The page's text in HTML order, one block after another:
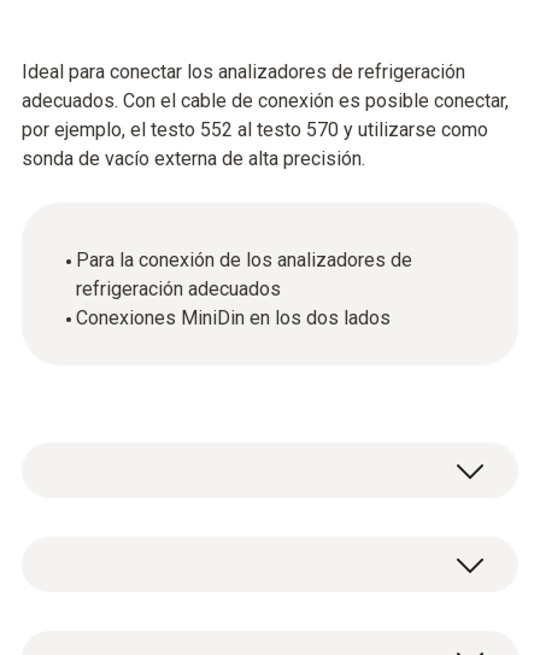
Ideal para conectar los analizadores de refrigeración
adecuados. Con el cable de conexión es posible conectar,
por ejemplo, el testo 552 al testo 570 y utilizarse como
sonda de vacío externa de alta precisión.
Para la conexión de los analizadores de
refrigeración adecuados
Conexiones MiniDin en los dos lados